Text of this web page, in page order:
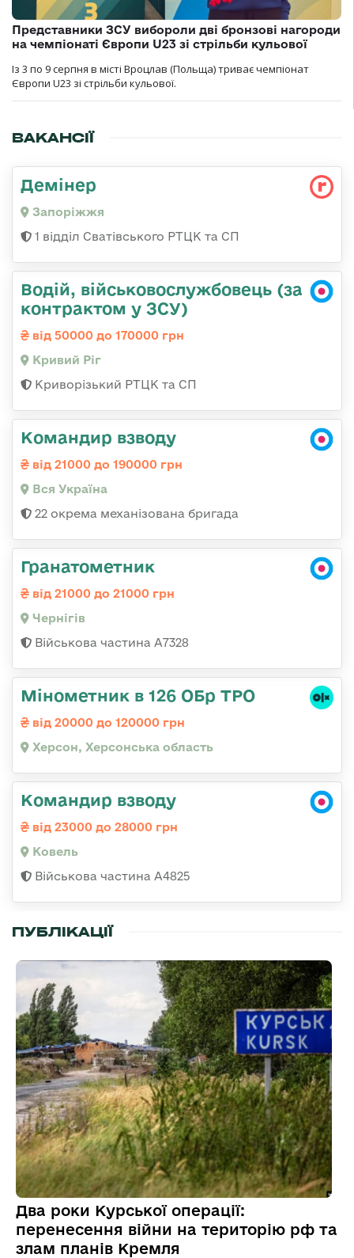
Представники ЗСУ вибороли дві бронзові нагороди
на чемпіонаті Європи U23 зі стрільби кульової
Із 3 по 9 серпня в місті Вроцлав (Польща) триває чемпіонат
Європи U23 зі стрільби кульової.
ВАКАНСІЇ
Демінер
Запоріжжя
1 відділ Сватівського РТЦК та СП
Водій, військовослужбовець (за
контрактом у ЗСУ)
від 50000 до 170000 грн
Кривий Ріг
Криворізький РТЦК та СП
Командир взводу
від 21000 до 190000 грн
Вся Україна
22 окрема механізована бригада
Гранатометник
від 21000 до 21000 грн
Чернігів
Військова частина А7328
Мінометник в 126 ОБр ТРО
від 20000 до 120000 грн
Херсон, Херсонська область
Командир взводу
від 23000 до 28000 грн
Ковель
Військова частина А4825
ПУБЛІКАЦІЇ
Два роки Курської операції:
перенесення війни на територію рф та
злам планів Кремля